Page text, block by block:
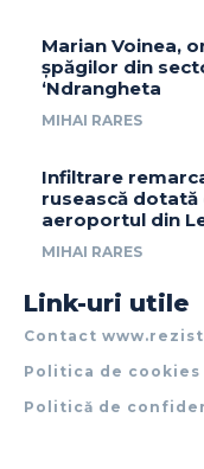
Marian Voinea,
șpăgilor din
‘Ndrangheta
MIHAI RARES
Infiltrare
rusească
aeroportul din
MIHAI RARES
Link-uri utile
Contact
Politica de cookies
Politică de